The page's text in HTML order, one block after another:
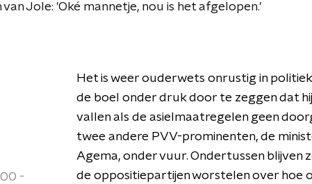
van Jole: 'Oké mannetje, nou is het afgelopen.'
-
Het is weer ouderwets onrustig in
de boel onder druk door te zeggen dat
vallen als de asielmaatregelen geen
twee andere PVV-prominenten, de
Agema, onder vuur. Ondertussen blijven
de oppositiepartijen worstelen over hoe